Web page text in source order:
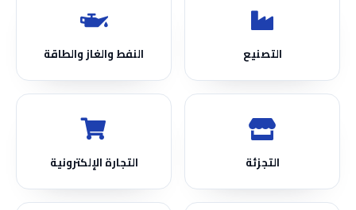
التصنيع النفط والغاز والطاقة
التجزئة التجارة الإلكترونية